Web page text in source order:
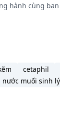
dưới dạng
nhạy với giới
sẽ bị chuyển
là 6β -
thải trừ chủ
hành cùng
cetaphil
nước muối sinh lý